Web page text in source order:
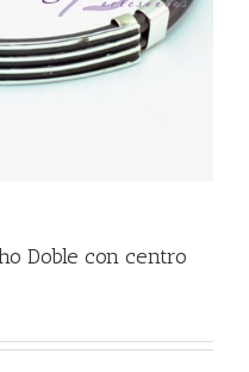
Doble con centro